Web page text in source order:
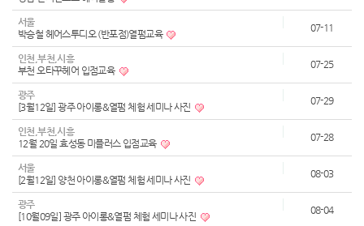
서울
박승철 헤어스투디오 (반포점)열펌교육
07-11
인천,부천,시흥
부천 오타꾸헤어 입점교육
07-25
광주
[3월12일] 광주 아이롱&열펌 체험 세미나 사진
07-29
인천,부천,시흥
12월 20일 효성동 미플러스 입점교육
07-28
서울
[2월12일] 양천 아이롱&열펌 체험 세미나 사진
08-03
광주
[10월09일] 광주 아이롱&열펌 체험 세미나 사진
08-04